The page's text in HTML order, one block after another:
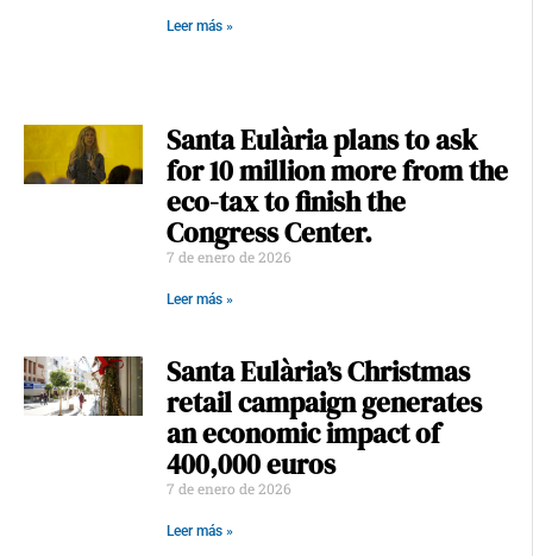
Leer más »
Santa Eulària plans to ask
for 10 million more from the
eco-tax to finish the
Congress Center.
7 de enero de 2026
Leer más »
Santa Eulària’s Christmas
retail campaign generates
an economic impact of
400,000 euros
7 de enero de 2026
Leer más »